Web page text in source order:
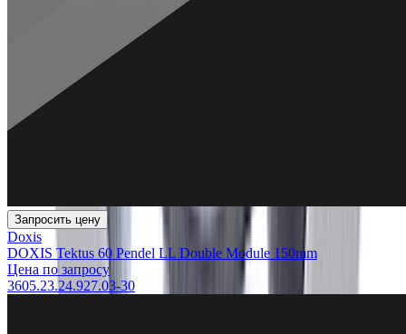
Запросить цену
Doxis
DOXIS Tektus 60 Pendel LL Double Module 150mm
Цена по запросу
3605.23.24.927.03-30